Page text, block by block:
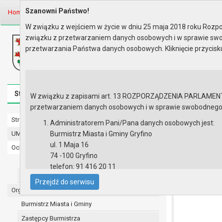
Home Prawo lokalne Zarządzenia
Biuletyn Informacji Publicznej
Urząd Miasta i Gminy w Gryfinie
Strona główna Mapa serwisu Aktualności
Strona główna
UMiG - telefony wewnętrzne
Ochrona danych osobowych
Urząd Miasta i Gminy w Gryfinie
Straż Miejska
Organy
Burmistrz Miasta i Gminy
Zastępcy Burmistrza
Rok 2025 -
Szanowni Państwo!
W związku z wejściem w życie w dniu 25 maja 2018 roku
związku z przetwarzaniem danych osobowych i w sprawie
przetwarzania Państwa danych osobowych. Kliknięcie
W związku z zapisami art. 13 ROZPORZĄDZENIA
przetwarzaniem danych osobowych i w sprawie
Administratorem Pani/Pana danych osobowych jest:
Burmistrz Miasta i Gminy Gryfino
ul. 1 Maja 16
74 -100 Gryfino
telefon: 91 416 20 11
e-mail:
burmistrz@gryfino.pl
Dane kontaktowe Inspektora Ochrony Danych:
e-mail:iod@gryfino.pl
Przejdź do serwisu